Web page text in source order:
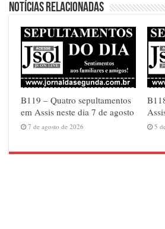
Notícias relacionadas
B119 – Quatro sepultamentos
em Assis neste dia 7 de agosto
7 de agosto de 2026 5